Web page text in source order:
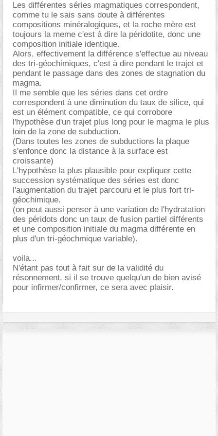
Les différentes séries magmatiques correspondent,
comme tu le sais sans doute à différentes
compositions minéralogiques, et la roche mère est
toujours la meme c'est à dire la péridotite, donc une
composition initiale identique.
Alors, effectivement la différence s'effectue au niveau
des tri-géochimiques, c'est à dire pendant le trajet et
pendant le passage dans des zones de stagnation du
magma.
Il me semble que les séries dans cet ordre
correspondent à une diminution du taux de silice, qui
est un élément compatible, ce qui corrobore
l'hypothèse d'un trajet plus long pour le magma le plus
loin de la zone de subduction.
(Dans toutes les zones de subductions la plaque
s'enfonce donc la distance à la surface est
croissante)
L'hypothèse la plus plausible pour expliquer cette
succession systématique des séries est donc
l'augmentation du trajet parcouru et le plus fort tri-
géochimique.
(on peut aussi penser à une variation de l'hydratation
des péridots donc un taux de fusion partiel différents
et une composition initiale du magma différente en
plus d'un tri-géochmique variable).
voila...
N'étant pas tout à fait sur de la validité du
résonnement, si il se trouve quelqu'un de bien avisé
pour infirmer/confirmer, ce sera avec plaisir.